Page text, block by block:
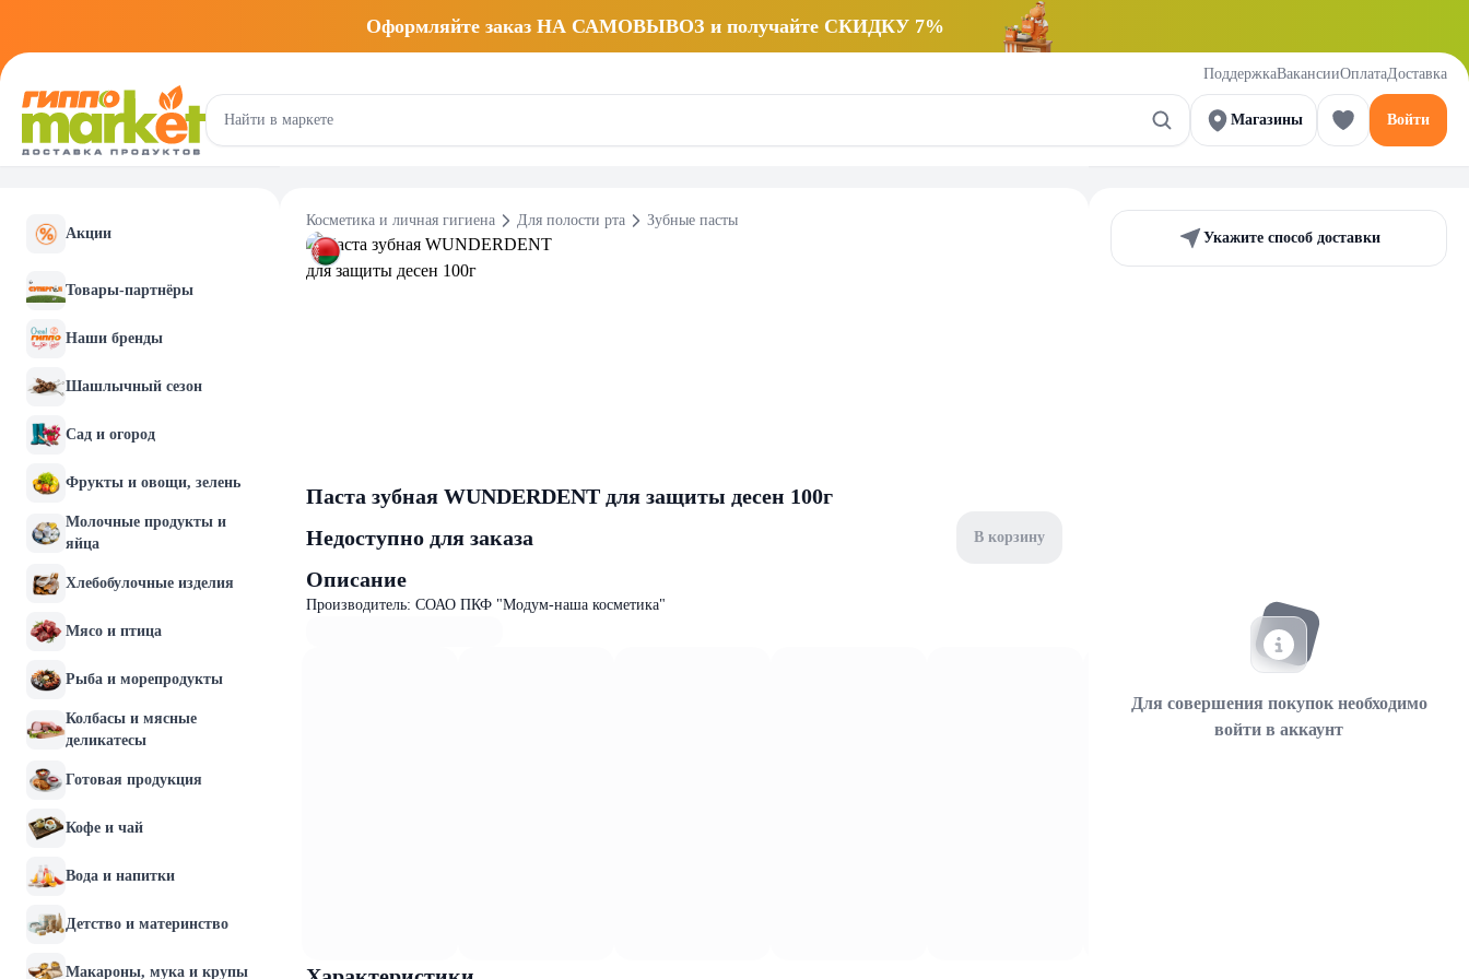
Оформляйте заказ НА САМОВЫВОЗ и получайте СКИДКУ 7%
ПоддержкаВакансииОплатаДоставка
Магазины Войти
Акции
Товары-партнёры
Наши бренды
Шашлычный сезон
Сад и огород
Фрукты и овощи, зелень
Молочные продукты и
яйца
Хлебобулочные изделия
Мясо и птица
Рыба и морепродукты
Колбасы и мясные
деликатесы
Готовая продукция
Кофе и чай
Вода и напитки
Детство и материнство
Макароны, мука и крупы
Косметика и личная гигиена Для полости рта Зубные пасты
Паста зубная WUNDERDENT для защиты десен 100г
Недоступно для заказа
В корзину
Описание
Производитель: СОАО ПКФ "Модум-наша косметика"
Укажите способ доставки
Для совершения покупок необходимо
войти в аккаунт